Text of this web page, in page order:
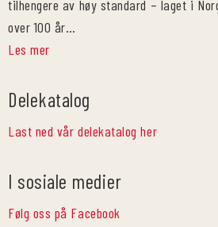
tilhengere av høy standard – laget i
over 100 år…
Les mer
Delekatalog
Last ned vår delekatalog her
I sosiale medier
Følg oss på Facebook